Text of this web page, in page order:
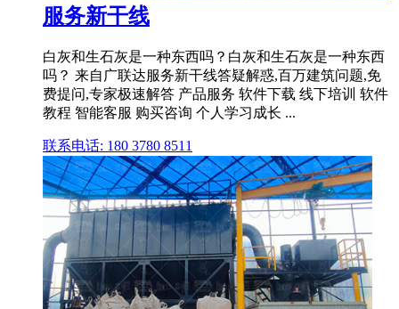
服务新干线
白灰和生石灰是一种东西吗？白灰和生石灰是一种东西
吗？ 来自广联达服务新干线答疑解惑,百万建筑问题,免
费提问,专家极速解答 产品服务 软件下载 线下培训 软件
教程 智能客服 购买咨询 个人学习成长 ...
联系电话: 180 3780 8511